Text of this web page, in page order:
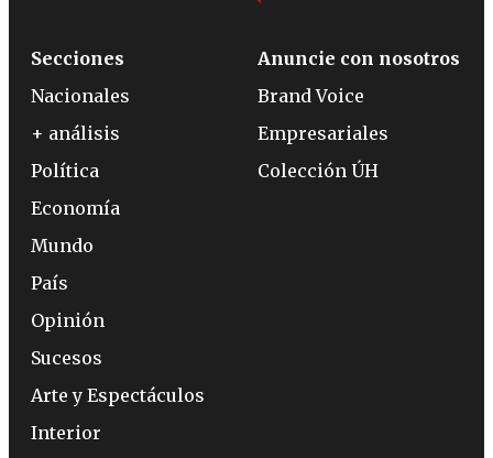
Secciones
Nacionales
+ análisis
Política
Economía
Mundo
País
Opinión
Sucesos
Arte y Espectáculos
Interior
Anuncie con nosotros
Brand Voice
Empresariales
Colección ÚH